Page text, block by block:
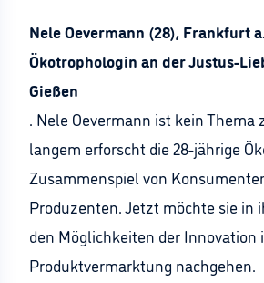
Nele Oevermann (28), Frankfurt
Ökotrophologin an der Justus-
Gießen
. Nele Oevermann ist kein Thema
langem erforscht die 28-jährige
Zusammenspiel von
Produzenten. Jetzt möchte sie in
den Möglichkeiten der Innovation
Produktvermarktung nachgehen.